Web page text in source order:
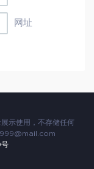
网址
示使用，不存储任何